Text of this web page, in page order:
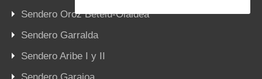
Sendero Oroz Betelu-Olaldea
Sendero Garralda
Sendero Aribe I y II